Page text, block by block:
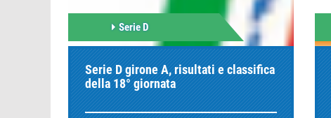
Serie D
Serie D girone A, risultati e classifica
della 18° giornata